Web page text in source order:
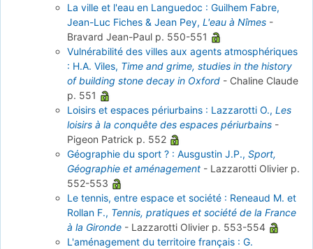
La ville et l'eau en Languedoc : Guilhem Fabre,
Jean-Luc Fiches & Jean Pey, L'eau à Nîmes -
Bravard Jean-Paul p. 550-551
Vulnérabilité des villes aux agents atmosphériques
: H.A. Viles, Time and grime, studies in the history
of building stone decay in Oxford - Chaline Claude
p. 551
Loisirs et espaces périurbains : Lazzarotti O., Les
loisirs à la conquête des espaces périurbains -
Pigeon Patrick p. 552
Géographie du sport ? : Ausgustin J.P., Sport,
Géographie et aménagement - Lazzarotti Olivier p.
552-553
Le tennis, entre espace et société : Reneaud M. et
Rollan F., Tennis, pratiques et société de la France
à la Gironde - Lazzarotti Olivier p. 553-554
L'aménagement du territoire français : G.